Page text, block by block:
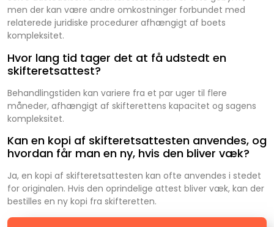
men der kan være andre omkostninger forbundet med
relaterede juridiske procedurer afhængigt af boets
kompleksitet.
Hvor lang tid tager det at få udstedt en
skifteretsattest?
Behandlingstiden kan variere fra et par uger til flere
måneder, afhængigt af skifterettens kapacitet og sagens
kompleksitet.
Kan en kopi af skifteretsattesten anvendes, og
hvordan får man en ny, hvis den bliver væk?
Ja, en kopi af skifteretsattesten kan ofte anvendes i stedet
for originalen. Hvis den oprindelige attest bliver væk, kan der
bestilles en ny kopi fra skifteretten.